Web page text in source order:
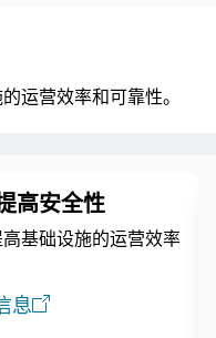
运营效率和可靠性。
高安全性
基础设施的运营效率
息